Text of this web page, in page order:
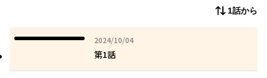
1話から
2024/10/04
2024年10月04日
第1話